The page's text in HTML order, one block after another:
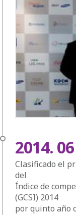
2014. 06
Clasificado el
del
Índice de
(GCSI) 2014
por quinto año